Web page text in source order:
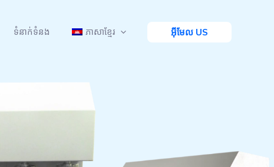
ទំនាក់ទំនង ភាសាខ្មែរ អ៊ីមែល US